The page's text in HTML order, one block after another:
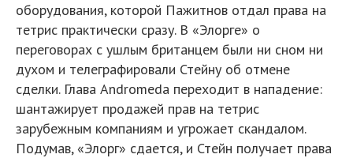
оборудования, которой Пажитнов отдал права на
тетрис практически сразу. В «Элорге» о
переговорах с ушлым британцем были ни сном ни
духом и телеграфировали Стейну об отмене
сделки. Глава Andromeda переходит в нападение:
шантажирует продажей прав на тетрис
зарубежным компаниям и угрожает скандалом.
Подумав, «Элорг» сдается, и Стейн получает права